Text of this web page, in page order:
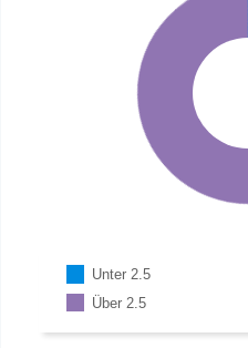
Unter 2.5
Über 2.5